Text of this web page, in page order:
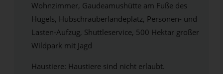
Wohnzimmer, Gaudeamushütte am Fuße des
Hügels, Hubschrauberlandeplatz, Personen- und
Lasten-Aufzug, Shuttleservice, 500 Hektar großer
Wildpark mit Jagd
Haustiere: Haustiere sind nicht erlaubt.